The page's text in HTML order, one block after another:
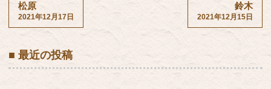
松原
2021年12月17日
鈴木
2021年12月15日
■ 最近の投稿